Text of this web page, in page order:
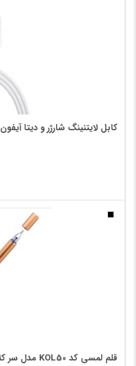
کابل لایتنینگ شارژر و دیتا آیفون
قلم لمسی کد KOL50 مدل سر کلاهی همراه با سری پاکن و خودکار